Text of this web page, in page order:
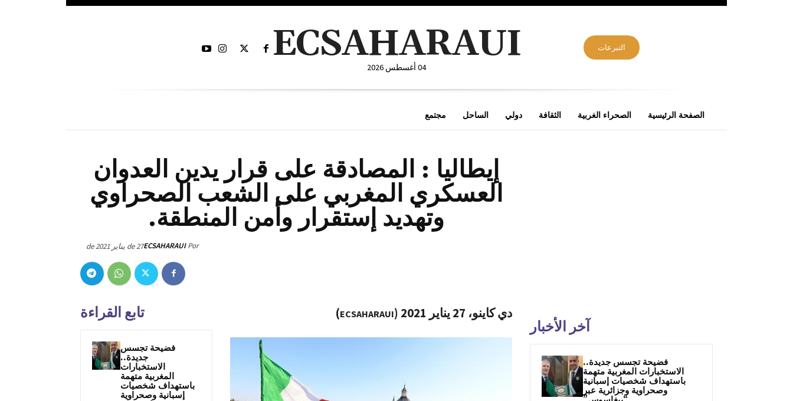
التبرعات ECSAHARAUI
04 أغسطس 2026
الصفحة الرئيسية الصحراء الغربية الثقافة دولي الساحل مجتمع
إيطاليا : المصادقة على قرار يدين العدوان
العسكري المغربي على الشعب الصحراوي
وتهديد إستقرار وأمن المنطقة.
Por
ECSAHARAUI27 de يناير de 2021
تابع القراءة
فضيحة تجسس
جديدة..
الاستخبارات
المغربية متهمة
باستهداف شخصيات
إسبانية وصحراوية
دي كاينو، 27 يناير 2021 ( ECSAHARAUI
)
آخر الأخبار
فضيحة تجسس جديدة..
الاستخبارات المغربية متهمة
باستهداف شخصيات إسبانية
وصحراوية وجزائرية عبر